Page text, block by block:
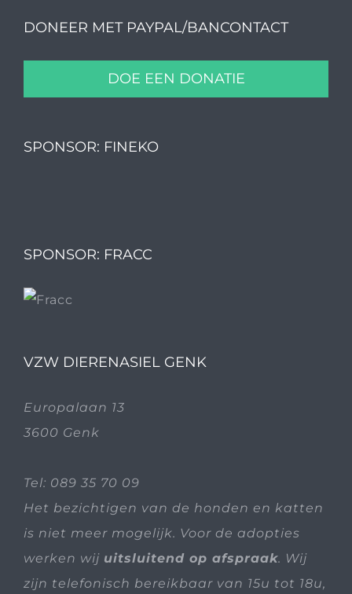
DONEER MET PAYPAL/BANCONTACT
DOE EEN DONATIE
SPONSOR: FINEKO
SPONSOR: FRACC
VZW DIERENASIEL GENK
Europalaan 13
3600 Genk
Tel: 089 35 70 09
Het bezichtigen van de honden en katten
is niet meer mogelijk. Voor de adopties
werken wij uitsluitend op afspraak. Wij
zijn telefonisch bereikbaar van 15u tot 18u,